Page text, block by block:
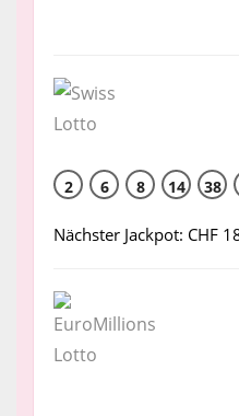
2 6 8 14 38
Nächster Jackpot: CHF